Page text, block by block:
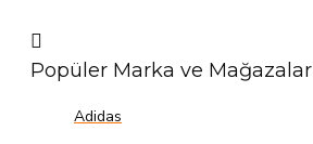
Popüler Marka ve Mağazalar
Adidas